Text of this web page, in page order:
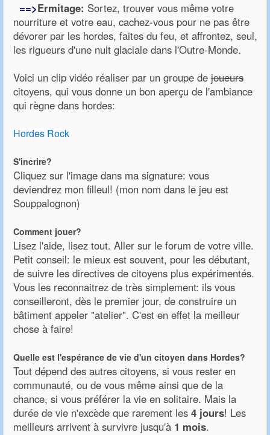
==>Ermitage: Sortez, trouver vous même votre
nourriture et votre eau, cachez-vous pour ne pas être
dévorer par les hordes, faites du feu, et affrontez, seul,
les rigueurs d'une nuit glaciale dans l'Outre-Monde.
Voici un clip vidéo réaliser par un groupe de joueurs
citoyens, qui vous donne un bon aperçu de l'ambiance
qui règne dans hordes:
Hordes Rock
S'incrire?
Cliquez sur l'image dans ma signature: vous
deviendrez mon filleul! (mon nom dans le jeu est
Souppalognon)
Comment jouer?
Lisez l'aide, lisez tout. Aller sur le forum de votre ville.
Petit conseil: le mieux est souvent, pour les débutant,
de suivre les directives de citoyens plus expérimentés.
Vous les reconnaitrez de très simplement: ils vous
conseilleront, dès le premier jour, de construire un
bâtiment appeler "atelier". C'est en effet la meilleur
chose à faire!
Quelle est l'espérance de vie d'un citoyen dans Hordes?
Tout dépend des autres citoyens, si vous rester en
communauté, ou de vous même ainsi que de la
chance, si vous préférer la vie en solitaire. Mais la
durée de vie n'excède que rarement les 4 jours! Les
meilleurs arrivent à survivre jusqu'à 1 mois.